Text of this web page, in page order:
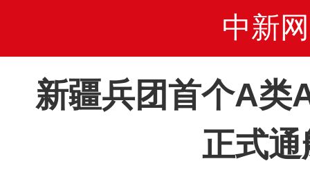
中新网
新疆兵团首个A类
正式通